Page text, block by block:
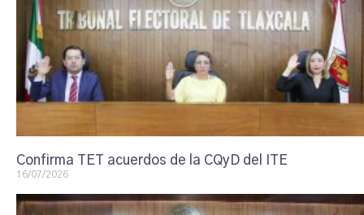
Confirma TET acuerdos de la CQyD del ITE
16/07/2026